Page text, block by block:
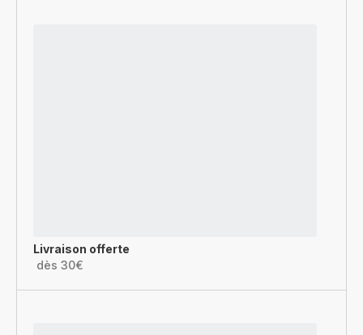
Livraison offerte
dès 30€